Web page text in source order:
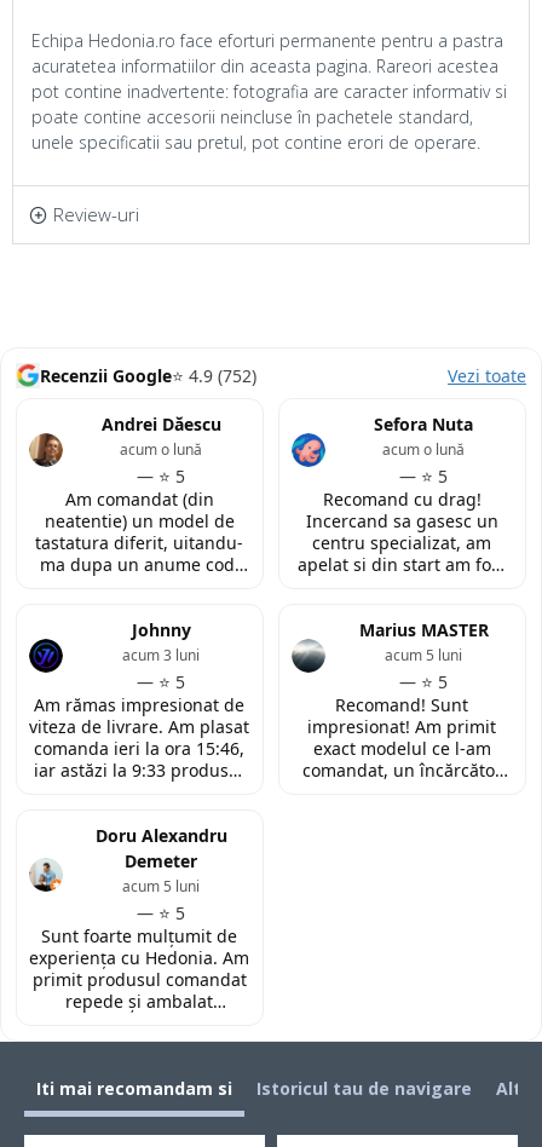
Echipa Hedonia.ro face eforturi permanente pentru a pastra
acuratetea informatiilor din aceasta pagina. Rareori acestea
pot contine inadvertente: fotografia are caracter informativ si
poate contine accesorii neincluse în pachetele standard,
unele specificatii sau pretul, pot contine erori de operare.
Review-uri
Recenzii Google⭐ 4.9 (752) Vezi toate
Andrei Dăescu
— ⭐ 5
acum o lună
Am comandat (din
neatentie) un model de
tastatura diferit, uitandu-
ma dupa un anume cod.
contactat in urma cererii
de retur si mi-au oferit
modelul potrivit de
tastatura pentru repararea
laptopului. Nu am ce
reprosa! Serviciu prompt si
de incredere!
Sefora Nuta
— ⭐ 5
acum o lună
Recomand cu drag!
Incercand sa gasesc un
centru specializat, am
apelat si din start am fost
fata locului, am fost placut
impresionata de
amabilitatea si priceperea
personalului. Multumesc
tare mult pentru ajutorul
oferit!
Johnny
— ⭐ 5
acum 3 luni
Am rămas impresionat de
viteza de livrare. Am plasat
comanda ieri la ora 15:46,
iar astăzi la 9:33 produsul
exact conform descrierii,
ambalată corespunzător și
la un preț foarte
toată încrederea!
Marius MASTER
— ⭐ 5
acum 5 luni
Recomand! Sunt
impresionat! Am primit
exact modelul ce l-am
comandat, un încărcător
Doru Alexandru
Demeter
— ⭐ 5
acum 5 luni
Sunt foarte mulțumit de
experiența cu Hedonia. Am
primit produsul comandat
repede și ambalat
fost foarte bun față de alte
Iti mai recomandam si
Istoricul tau de navigare Alti